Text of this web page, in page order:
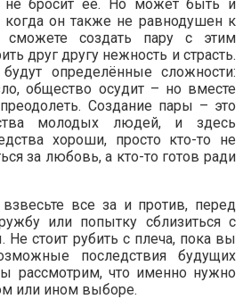
не бросит её. Но может быть и
когда он также не равнодушен к
создать пару с этим
друг другу нежность и страсть.
определённые сложности:
общество осудит – но вместе
Создание пары – это
молодых людей, и здесь
хороши, просто кто-то не
за любовь, а кто-то готов ради
все за и против, перед
или попытку сблизиться с
Не стоит рубить с плеча, пока вы
последствия будущих
рассмотрим, что именно нужно
или ином выборе.